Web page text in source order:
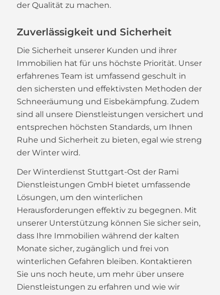
der Qualität zu machen.
Zuverlässigkeit und Sicherheit
Die Sicherheit unserer Kunden und ihrer
Immobilien hat für uns höchste Priorität. Unser
erfahrenes Team ist umfassend geschult in
den sichersten und effektivsten Methoden der
Schneeräumung und Eisbekämpfung. Zudem
sind all unsere Dienstleistungen versichert und
entsprechen höchsten Standards, um Ihnen
Ruhe und Sicherheit zu bieten, egal wie streng
der Winter wird.
Der Winterdienst Stuttgart-Ost der Rami
Dienstleistungen GmbH bietet umfassende
Lösungen, um den winterlichen
Herausforderungen effektiv zu begegnen. Mit
unserer Unterstützung können Sie sicher sein,
dass Ihre Immobilien während der kalten
Monate sicher, zugänglich und frei von
winterlichen Gefahren bleiben. Kontaktieren
Sie uns noch heute, um mehr über unsere
Dienstleistungen zu erfahren und wie wir